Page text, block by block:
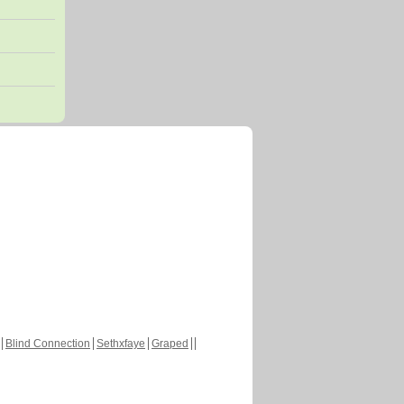
Blind Connection Sethxfaye Graped